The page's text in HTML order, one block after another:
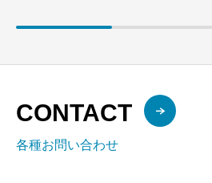
CONTACT
各種お問い合わせ